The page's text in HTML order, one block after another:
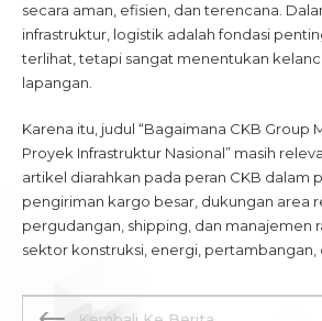
secara aman, efisien, dan terencana.
infrastruktur, logistik adalah fondasi
terlihat, tetapi sangat menentukan
lapangan.
Karena itu, judul “Bagaimana CKB Group
Proyek Infrastruktur Nasional” masih
artikel diarahkan pada peran CKB dalam
pengiriman kargo besar, dukungan area
pergudangan, shipping, dan manajemen
sektor konstruksi, energi, pertambangan,